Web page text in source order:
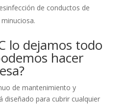
de conductos de
lo dejamos todo
hacer
de mantenimiento y
diseñado para cubrir cualquier